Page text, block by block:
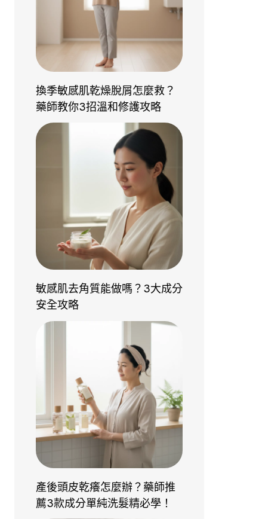
換季敏感肌乾燥脫屑怎麼救？
藥師教你3招溫和修護攻略
敏感肌去角質能做嗎？3大成分
安全攻略
產後頭皮乾癢怎麼辦？藥師推
薦3款成分單純洗髮精必學！